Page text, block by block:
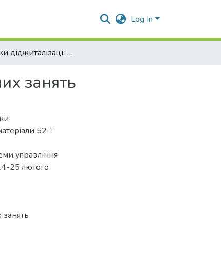
Log In
Виклики діджиталізації при викладанні лабораторних занять
занять
52-ї
управління
25 лютого
занять